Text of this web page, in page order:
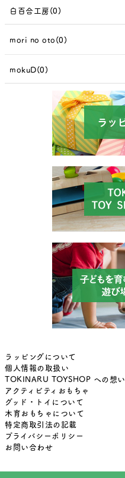
白百合工房(0)
mori no oto(0)
mokuD(0)
ラッピングについて
個人情報の取扱い
TOKINARU TOYSHOP への想い
アクティビティおもちゃ
グッド・トイについて
木育おもちゃについて
特定商取引法の記載
プライバシーポリシー
お問い合わせ